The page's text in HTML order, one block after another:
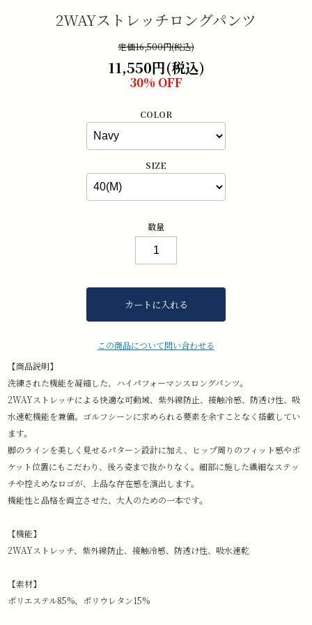
2WAYストレッチロングパンツ
定価16,500円(税込)
11,550円(税込)
30% OFF
COLOR
SIZE
数量
カートに入れる
この商品について問い合わせる
【商品説明】
洗練された機能を凝縮した、ハイパフォーマンスロングパンツ。
2WAYストレッチによる快適な可動域、紫外線防止、接触冷感、防透け性、吸
水速乾機能を兼備。ゴルフシーンに求められる要素を余すことなく搭載してい
ます。
脚のラインを美しく見せるパターン設計に加え、ヒップ周りのフィット感やポ
ケット位置にもこだわり、後ろ姿まで抜かりなく。細部に施した繊細なステッ
チや控えめなロゴが、上品な存在感を演出します。
機能性と品格を両立させた、大人のための一本です。
【機能】
2WAYストレッチ、紫外線防止、接触冷感、防透け性、吸水速乾
【素材】
ポリエステル85%、ポリウレタン15%